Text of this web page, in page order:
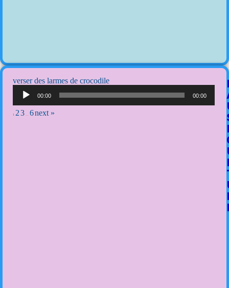
verser des larmes de crocodile
00:00 00:00
1 23 6next »